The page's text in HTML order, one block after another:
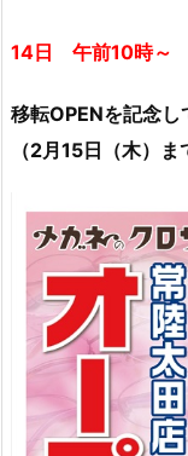
14日 午前10時～
移転OPENを記念し
（2月15日（木）ま